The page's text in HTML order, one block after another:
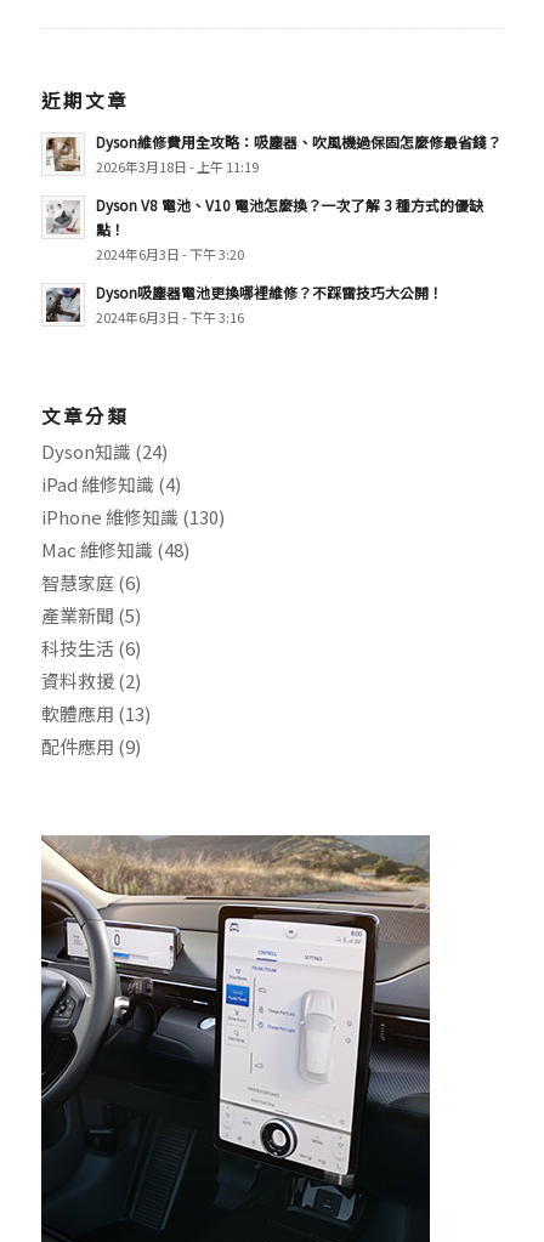
近期文章
Dyson維修費用全攻略：吸塵器、吹風機過保固怎麼修最省錢？
2026年3月18日 - 上午 11:19
Dyson V8 電池、V10 電池怎麼換？一次了解 3 種方式的優缺
點！
2024年6月3日 - 下午 3:20
Dyson吸塵器電池更換哪裡維修？不踩雷技巧大公開！
2024年6月3日 - 下午 3:16
文章分類
Dyson知識 (24)
iPad 維修知識 (4)
iPhone 維修知識 (130)
Mac 維修知識 (48)
智慧家庭(6)
產業新聞 (5)
科技生活(6)
資料救援(2)
軟體應用 (13)
配件應用 (9)